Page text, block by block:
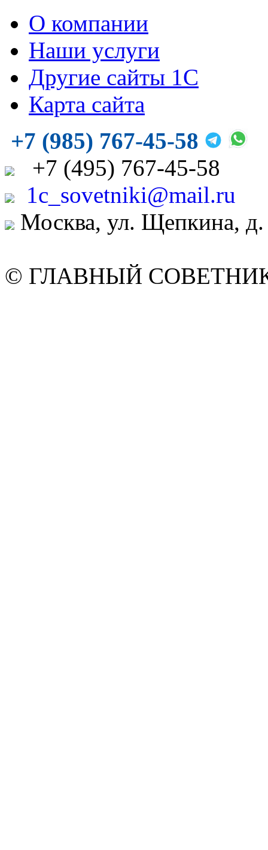
О компании
Наши услуги
Другие сайты 1С
Карта сайта
+7 (985) 767-45-58
+7 (495) 767-45-58
1c_sovetniki@mail.ru
Москва, ул. Щепкина,
© ГЛАВНЫЙ СОВЕТНИК.